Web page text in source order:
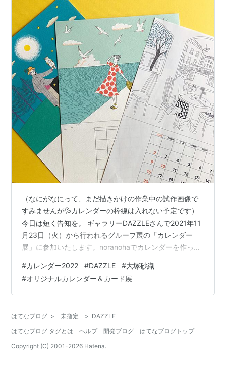
（なにがなにって、まだ描きかけの作業中の試作画像で
すみませんが💦カレンダーの枠線は入れない予定です）
今日は短く告知を。 ギャラリーDAZZLEさんで2021年11
月23日（火）から行われるグループ展の「カレンダー
展」に参加いたします。noranohaでカレンダーを作って
ギリギリになってしまうので、自分を鼓舞するため今回
はこちらに参加して締め切りを設定するという算段にし
てみました。詳細はこちらです↓ ーーーーーーーー 2021
19:00 （最終日17:00まで） 牛久直美 大塚砂…
#カレンダー2022 #DAZZLE #大塚砂織
#オリジナルカレンダー＆カード展
はてなブログ > 未指定 > DAZZLE
はてなブログ タグとは
ヘルプ 開発ブログ
はてなブログトップ
Copyright (C) 2001-2026 Hatena.